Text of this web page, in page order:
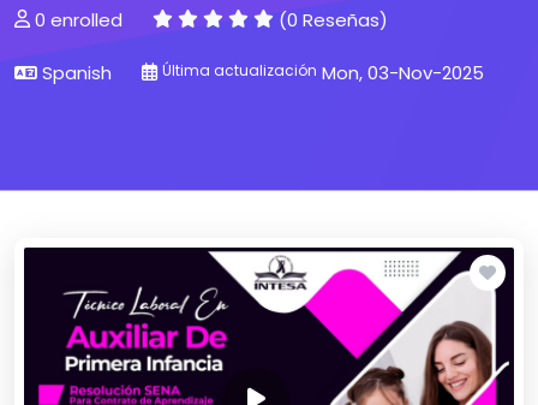
0 enrolled
(0 Reseñas)
Spanish Última actualización Mon, 03-Nov-2025